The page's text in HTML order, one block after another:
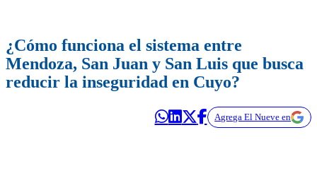
¿Cómo funciona el sistema entre
Mendoza, San Juan y San Luis que busca
reducir la inseguridad en Cuyo?
Agrega El Nueve en